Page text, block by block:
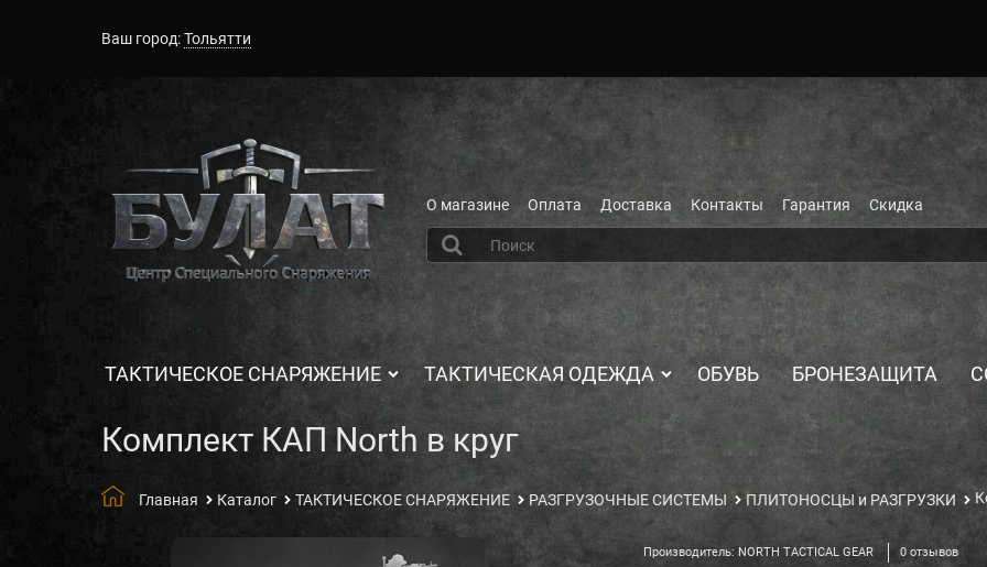
Ваш город:Тольятти
О магазине Оплата Доставка Контакты Гарантия Скидка
ТАКТИЧЕСКОЕ СНАРЯЖЕНИЕ ТАКТИЧЕСКАЯ ОДЕЖДА ОБУВЬ БРОНЕЗАЩИТА
Комплект КАП North в круг
Главная Каталог ТАКТИЧЕСКОЕ СНАРЯЖЕНИЕ РАЗГРУЗОЧНЫЕ СИСТЕМЫ ПЛИТОНОСЦЫ и РАЗГРУЗКИ
Производитель: NORTH TACTICAL GEAR 0 отзывов